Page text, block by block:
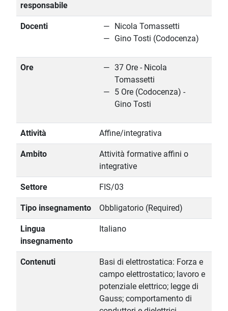
responsabile
Docenti
Nicola Tomassetti
Gino Tosti (Codocenza)
Ore
37 Ore - Nicola
Tomassetti
5 Ore (Codocenza) -
Gino Tosti
Attività Affine/integrativa
Ambito
Attività formative affini o
integrative
Settore FIS/03
Tipo insegnamento Obbligatorio (Required)
Lingua
insegnamento
Italiano
Contenuti
Basi di elettrostatica: Forza e
campo elettrostatico; lavoro e
potenziale elettrico; legge di
Gauss; comportamento di